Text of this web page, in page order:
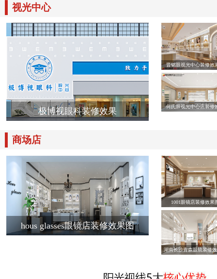
视光中心
极博视眼科装修效果
晋铭眼视光中心装修效
何氏眼视光中心店装修
商场店
hous glasses眼镜店装修效果图
1001眼镜店装修效果
湖南长沙青森眼镜装修